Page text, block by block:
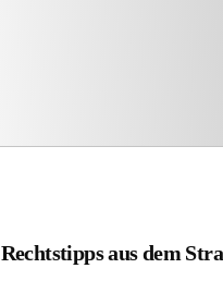
Rechtstipps aus dem